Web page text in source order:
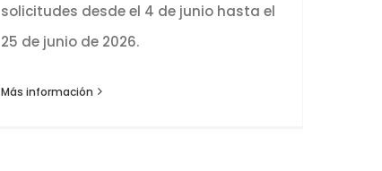
solicitudes desde el 4 de junio hasta el
25 de junio de 2026.
Más información